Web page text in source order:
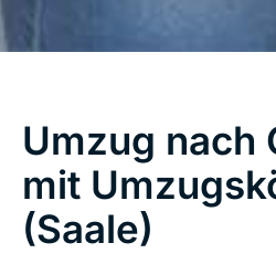
Umzug nach
mit
(Saale)